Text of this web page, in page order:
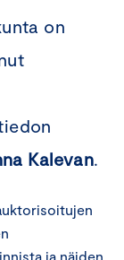
on
Kalevan.
ja näiden